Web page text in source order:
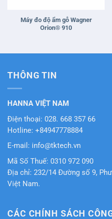
Máy đo độ ẩm gỗ Wagner
Orion® 910
THÔNG TIN
HANNA VIỆT NAM
Điện thoại: 028. 668 357 66
Hotline: +84947778884
E-mail: info@tktech.vn
Mã Số Thuế: 0310 972 090
Địa chỉ: 232/14 Đường số 9,
Việt Nam.
CÁC CHÍNH SÁCH